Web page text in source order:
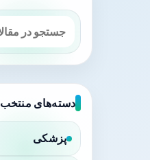
دسته‌های منتخب
پزشکی